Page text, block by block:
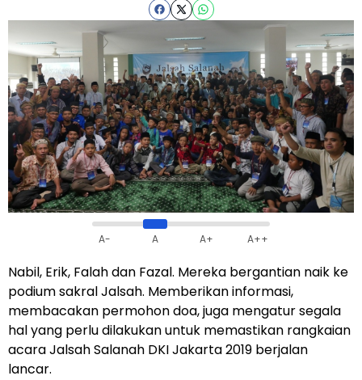
A- A A+ A++
Nabil, Erik, Falah dan Fazal. Mereka bergantian naik ke
podium sakral Jalsah. Memberikan informasi,
membacakan permohon doa, juga mengatur segala
hal yang perlu dilakukan untuk memastikan rangkaian
acara Jalsah Salanah DKI Jakarta 2019 berjalan
lancar.